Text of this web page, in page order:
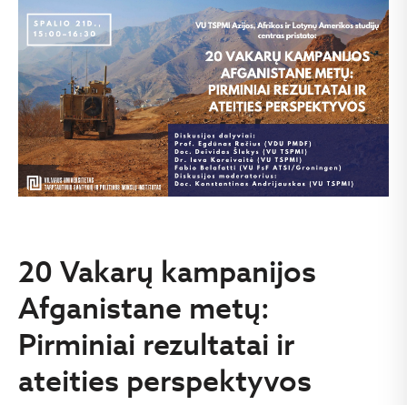
20 Vakarų kampanijos
Afganistane metų:
Pirminiai rezultatai ir
ateities perspektyvos